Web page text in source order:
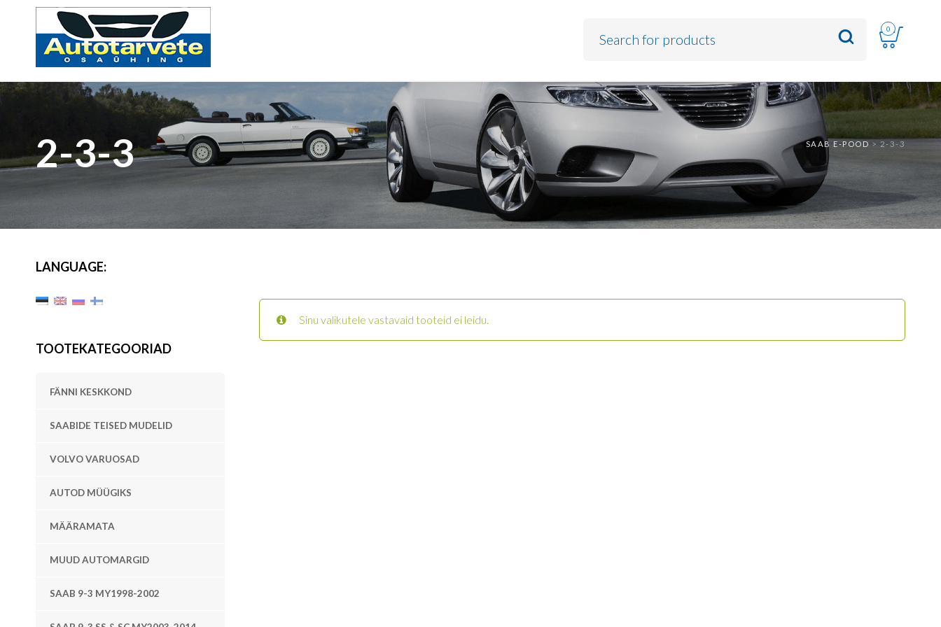
0
SAAB E-POOD > 2-3-3
2-3-3
LANGUAGE:
TOOTEKATEGOORIAD
FÄNNI KESKKOND
SAABIDE TEISED MUDELID
VOLVO VARUOSAD
AUTOD MÜÜGIKS
MÄÄRAMATA
MUUD AUTOMARGID
SAAB 9-3 MY1998-2002
Sinu valikutele vastavaid tooteid ei leidu.